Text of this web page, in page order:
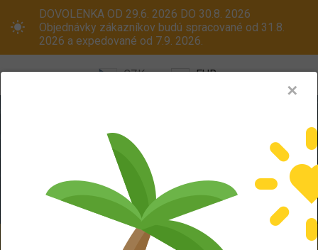
DOVOLENKA OD 29.6. 2026 DO 30.8. 2026
Objednávky zákazníkov budú spracované od 31.8.
2026 a expedované od 7.9. 2026.
CZK EUR
Menu
✕